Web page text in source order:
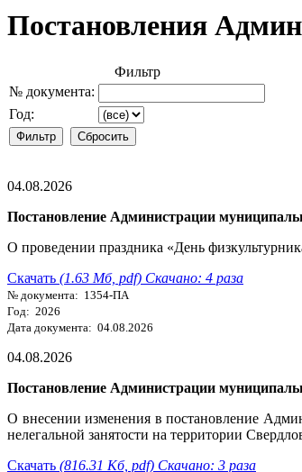
Постановления
Фильтр
№ документа:
Год:
04.08.2026
Постановление Администрации
О проведении праздника «День
Скачать (1.63 Мб, pdf) Скачано: 4 раза
№ документа: 1354-ПА
Год: 2026
Дата документа: 04.08.2026
04.08.2026
Постановление Администрации
О внесении изменения в постановление
нелегальной занятости на территории
Скачать (816.31 Кб, pdf) Скачано: 3 раза